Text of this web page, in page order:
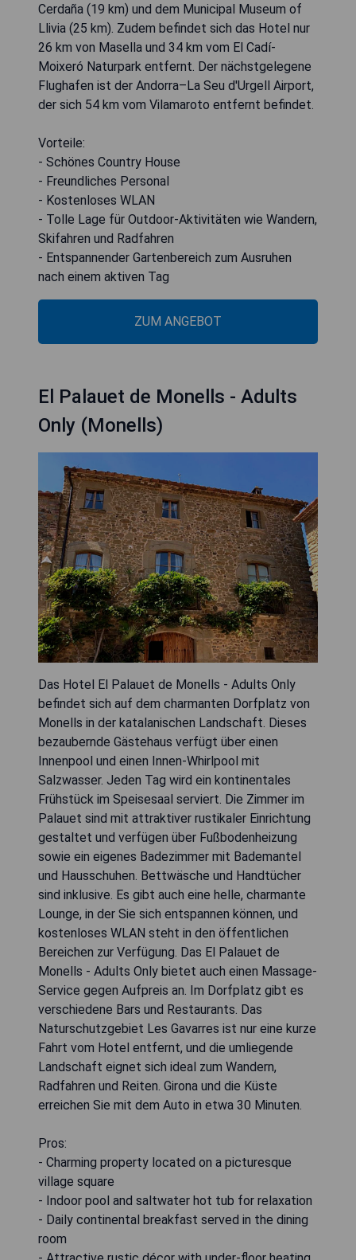
Cerdaña (19 km) und dem Municipal Museum of
Llivia (25 km). Zudem befindet sich das Hotel nur
26 km von Masella und 34 km vom El Cadí-
Moixeró Naturpark entfernt. Der nächstgelegene
Flughafen ist der Andorra–La Seu d'Urgell Airport,
der sich 54 km vom Vilamaroto entfernt befindet.
Vorteile:
- Schönes Country House
- Freundliches Personal
- Kostenloses WLAN
- Tolle Lage für Outdoor-Aktivitäten wie Wandern,
Skifahren und Radfahren
- Entspannender Gartenbereich zum Ausruhen
nach einem aktiven Tag
ZUM ANGEBOT
El Palauet de Monells - Adults
Only (Monells)
Das Hotel El Palauet de Monells - Adults Only
befindet sich auf dem charmanten Dorfplatz von
Monells in der katalanischen Landschaft. Dieses
bezaubernde Gästehaus verfügt über einen
Innenpool und einen Innen-Whirlpool mit
Salzwasser. Jeden Tag wird ein kontinentales
Frühstück im Speisesaal serviert. Die Zimmer im
Palauet sind mit attraktiver rustikaler Einrichtung
gestaltet und verfügen über Fußbodenheizung
sowie ein eigenes Badezimmer mit Bademantel
und Hausschuhen. Bettwäsche und Handtücher
sind inklusive. Es gibt auch eine helle, charmante
Lounge, in der Sie sich entspannen können, und
kostenloses WLAN steht in den öffentlichen
Bereichen zur Verfügung. Das El Palauet de
Monells - Adults Only bietet auch einen Massage-
Service gegen Aufpreis an. Im Dorfplatz gibt es
verschiedene Bars und Restaurants. Das
Naturschutzgebiet Les Gavarres ist nur eine kurze
Fahrt vom Hotel entfernt, und die umliegende
Landschaft eignet sich ideal zum Wandern,
Radfahren und Reiten. Girona und die Küste
erreichen Sie mit dem Auto in etwa 30 Minuten.
Pros:
- Charming property located on a picturesque
village square
- Indoor pool and saltwater hot tub for relaxation
- Daily continental breakfast served in the dining
room